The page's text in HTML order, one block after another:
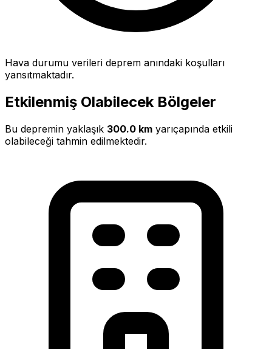
Hava durumu verileri deprem anındaki koşulları
yansıtmaktadır.
Etkilenmiş Olabilecek Bölgeler
Bu depremin yaklaşık 300.0 km yarıçapında etkili
olabileceği tahmin edilmektedir.